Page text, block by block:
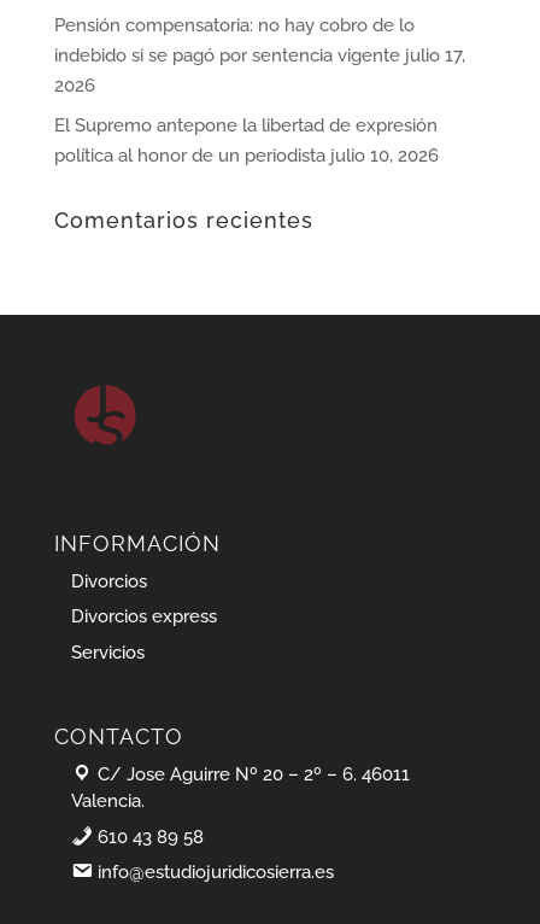
Pensión compensatoria: no hay cobro de lo
indebido si se pagó por sentencia vigente julio 17,
2026
El Supremo antepone la libertad de expresión
política al honor de un periodista julio 10, 2026
Comentarios recientes
INFORMACIÓN
Divorcios
Divorcios express
Servicios
CONTACTO
C/ Jose Aguirre Nº 20 – 2º – 6. 46011
Valencia.
610 43 89 58
info@estudiojuridicosierra.es